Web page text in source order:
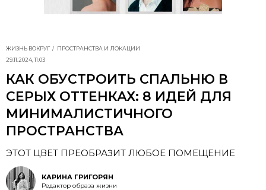
ЖИЗНЬ ВОКРУГ
ПРОСТРАНСТВА И ЛОКАЦИИ
29.11.2024, 11:03
КАК ОБУСТРОИТЬ СПАЛЬНЮ В
СЕРЫХ ОТТЕНКАХ: 8 ИДЕЙ ДЛЯ
МИНИМАЛИСТИЧНОГО
ПРОСТРАНСТВА
ЭТОТ ЦВЕТ ПРЕОБРАЗИТ ЛЮБОЕ ПОМЕЩЕНИЕ
КАРИНА ГРИГОРЯН
Редактор образа жизни